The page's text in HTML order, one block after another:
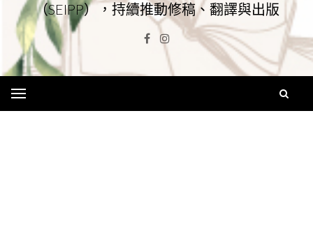
（SEIPP），持續推動修稿、翻譯與出版
Facebook
Instagram